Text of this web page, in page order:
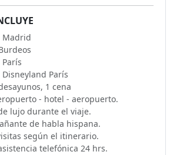
Madrid
París
1 cena
- hotel - aeropuerto.
lujo durante el viaje.
de habla hispana.
según el itinerario.
telefónica 24 hrs.